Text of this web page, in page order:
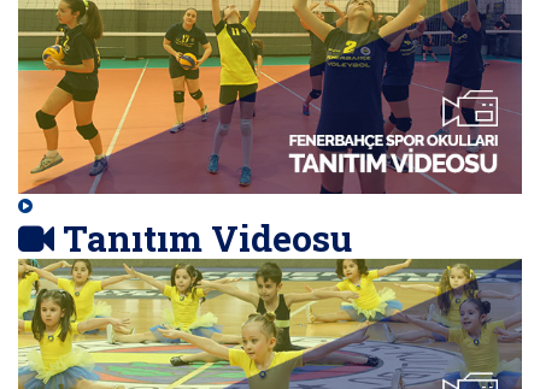
Tanıtım Videosu